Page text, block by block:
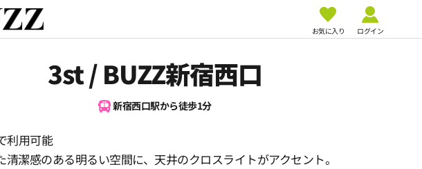
お気に入り ログイン
3st / BUZZ新宿西口
新宿西口駅から徒歩1分
利用可能
清潔感のある明るい空間に、天井のクロスライトがアクセント。